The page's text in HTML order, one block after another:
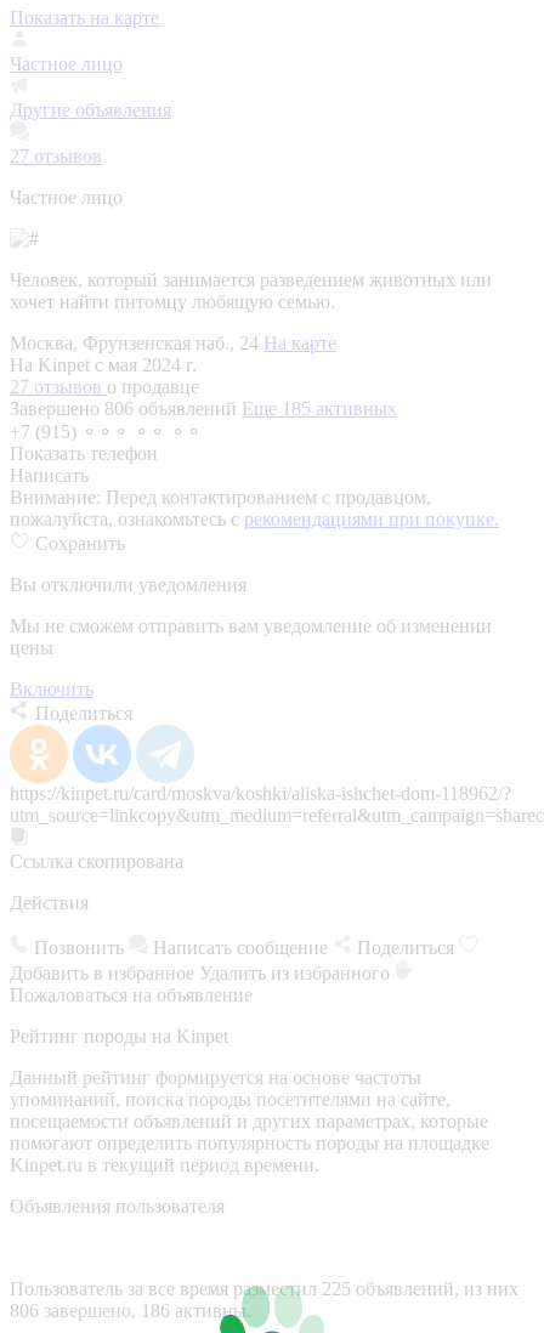
Показать на карте
Частное лицо
Другие объявления
27 отзывов
Частное лицо
Человек, который занимается разведением животных или
хочет найти питомцу любящую семью.
Москва, Фрунзенская наб., 24 На карте
На Kinpet c мая 2024 г.
27 отзывов о продавце
Завершено 806 объявлений Еще 185 активных
+7 (915) ⚬⚬⚬ ⚬⚬ ⚬⚬
Показать телефон
Написать
Внимание: Перед контактированием с продавцом,
пожалуйста, ознакомьтесь с рекомендациями при покупке.
Сохранить
Вы отключили уведомления
Мы не сможем отправить вам уведомление об изменении
цены
Включить
Поделиться
https://kinpet.ru/card/moskva/koshki/aliska-ishchet-dom-118962/?
Ссылка скопирована
Действия
Позвонить Написать сообщение
Поделиться
Добавить в избранное Удалить из избранного
Пожаловаться на объявление
Рейтинг породы на Kinpet
Данный рейтинг формируется на основе частоты
упоминаний, поиска породы посетителями на сайте,
посещаемости объявлений и других параметрах, которые
помогают определить популярность породы на площадке
Kinpet.ru в текущий период времени.
Объявления пользователя
Пользователь за все время разместил 225 объявлений, из них
806 завершено, 186 активны.